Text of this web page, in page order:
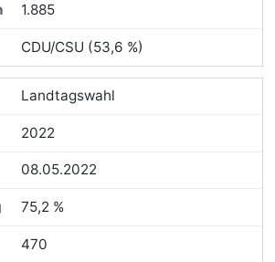
1.885
CDU/CSU (53,6 %)
Landtagswahl
2022
08.05.2022
75,2 %
470